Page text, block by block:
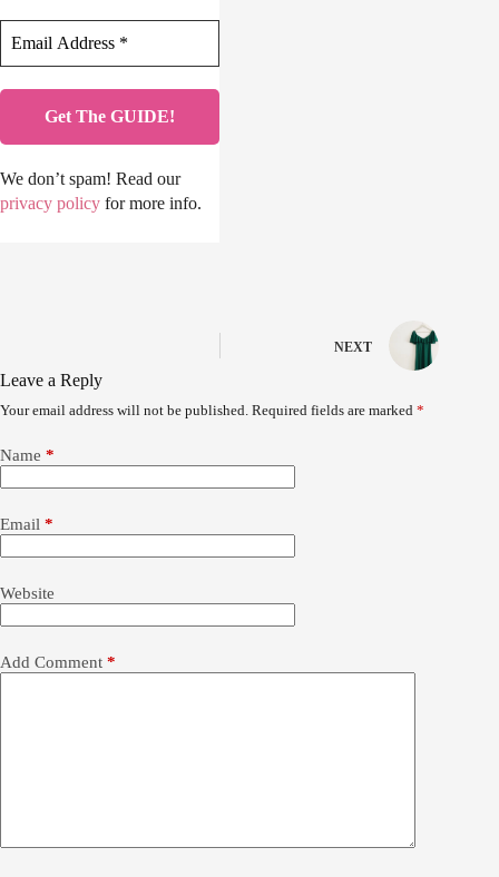
We don’t spam! Read our
privacy policy for more info.
NEXT
Leave a Reply
Your email address will not be published. Required fields are marked *
Name *
Email *
Website
Add Comment *